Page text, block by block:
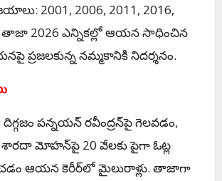
2001, 2006, 2011, 2016,
2026 ఎన్నికల్లో ఆయన సాధించిన
ప్రజలకున్న నమ్మకానికి నిదర్శనం.
పన్నయన్ రవీంద్రన్‌పై గెలవడం,
మోహన్‌పై 20 వేలకు పైగా ఓట్ల
ఆయన కెరీర్‌లో మైలురాళ్లు. తాజాగా